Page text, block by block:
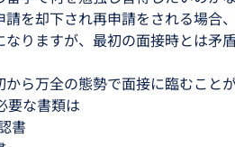
を却下され再申請をされる場合
なりますが、最初の面接時とは矛
ら万全の態勢で面接に臨むことが
要な書類は
書